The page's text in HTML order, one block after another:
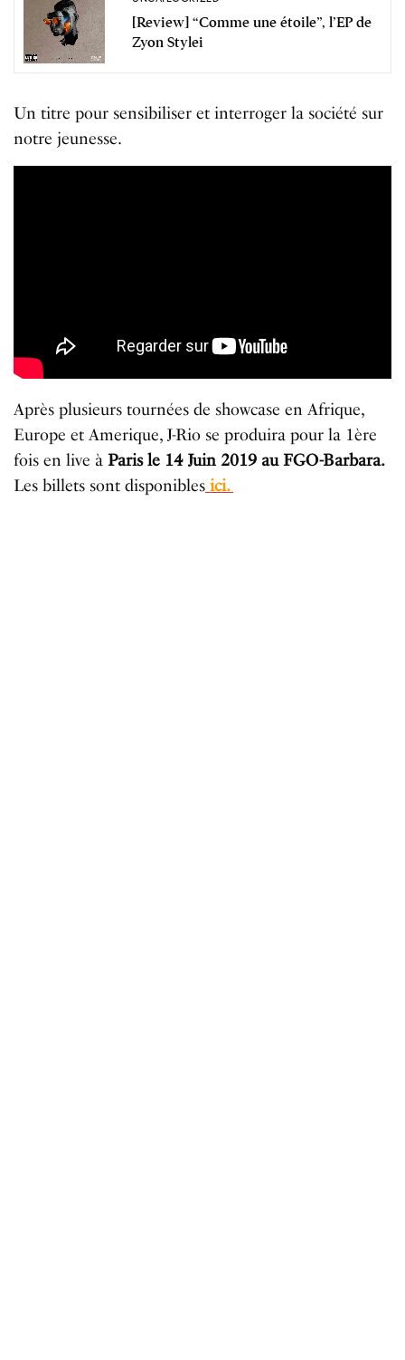
[Review] “Comme une étoile”, l’EP de
Zyon Stylei
Un titre pour sensibiliser et interroger la société sur
notre jeunesse.
Après plusieurs tournées de showcase en Afrique,
Europe et Amerique, J-Rio se produira pour la 1ère
fois en live à Paris le 14 Juin 2019 au FGO-Barbara.
Les billets sont disponibles ici.